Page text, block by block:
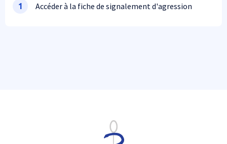
1 Accéder à la fiche de signalement d'agression